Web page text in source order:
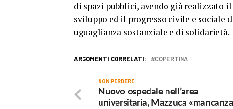
di spazi pubblici, avendo già realizzato
sviluppo ed il progresso civile e sociale
uguaglianza sostanziale e di solidarietà.
ARGOMENTI CORRELATI: COPERTINA
NON PERDERE
Nuovo ospedale nell’area
universitaria, Mazzuca